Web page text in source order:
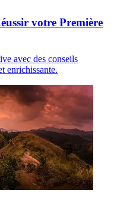
votre Première
avec des conseils
enrichissante.